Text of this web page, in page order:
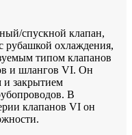
спускной клапан,
рубашкой охлаждения,
типом клапанов
и шлангов VI. Он
и закрытием
В
клапанов VI он